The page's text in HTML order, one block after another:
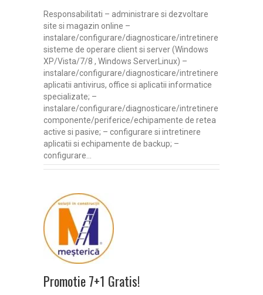
Responsabilitati – administrare si dezvoltare
site si magazin online –
instalare/configurare/diagnosticare/intretinere
sisteme de operare client si server (Windows
XP/Vista/7/8 , Windows ServerLinux) –
instalare/configurare/diagnosticare/intretinere
aplicatii antivirus, office si aplicatii informatice
specializate; –
instalare/configurare/diagnosticare/intretinere
componente/periferice/echipamente de retea
active si pasive; – configurare si intretinere
aplicatii si echipamente de backup; –
configurare…
Promotie 7+1 Gratis!